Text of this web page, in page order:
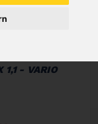
1,1 - VARIO